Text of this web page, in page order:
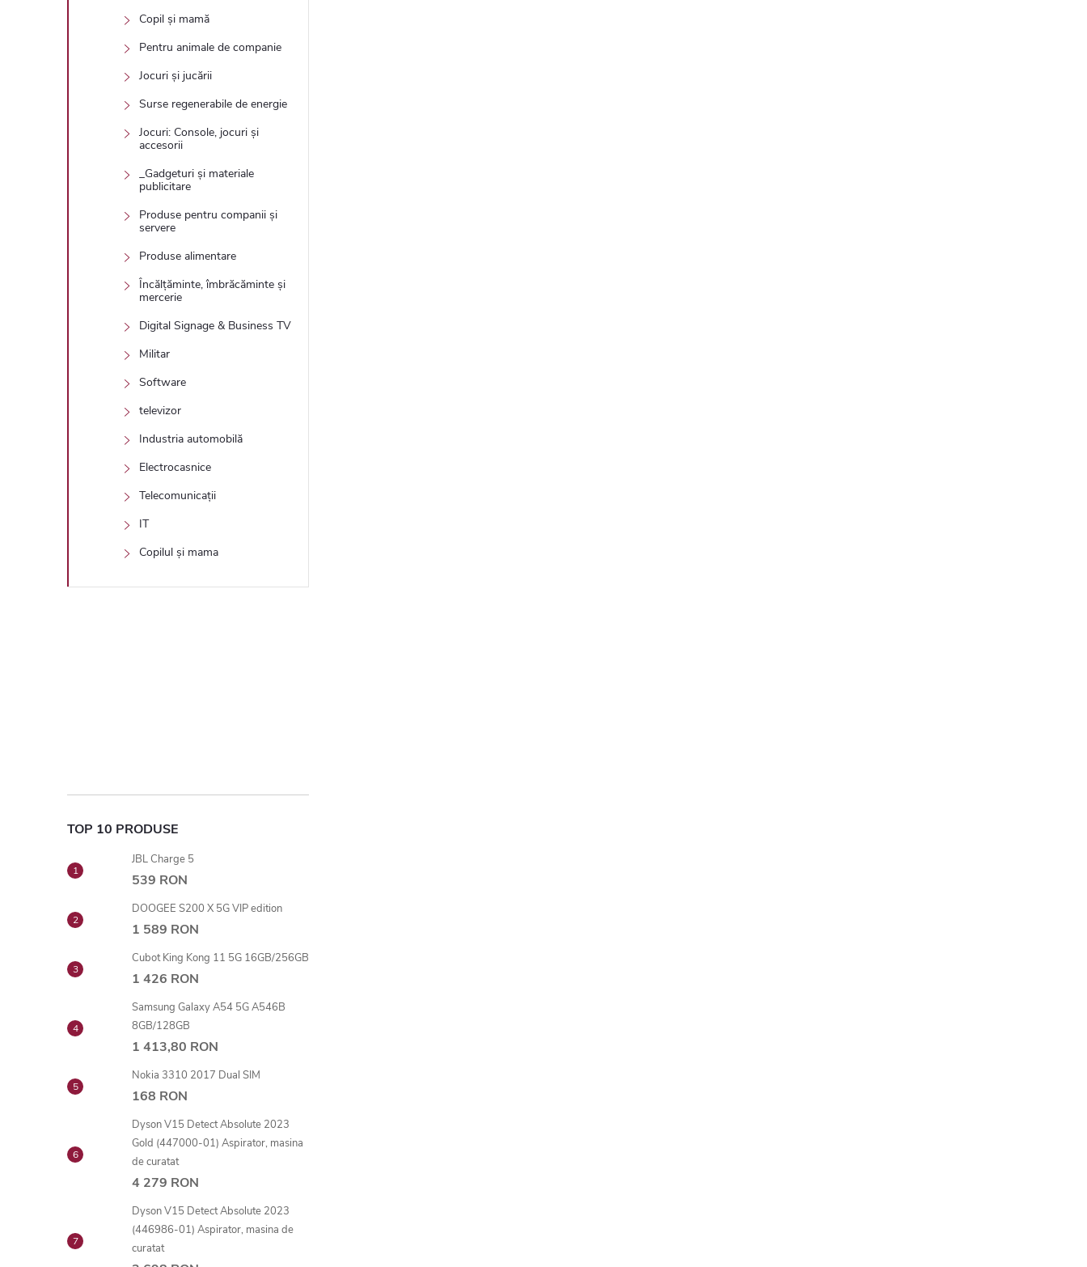
Copil și mamă
Pentru animale de companie
Jocuri și jucării
Surse regenerabile de energie
Jocuri: Console, jocuri și
accesorii
_Gadgeturi și materiale
publicitare
Produse pentru companii și
servere
Produse alimentare
Încălțăminte, îmbrăcăminte și
mercerie
Digital Signage & Business TV
Militar
Software
televizor
Industria automobilă
Electrocasnice
Telecomunicații
IT
Copilul și mama
TOP 10 PRODUSE
JBL Charge 5
539 RON
DOOGEE S200 X 5G VIP edition
1 589 RON
Cubot King Kong 11 5G 16GB/256GB
1 426 RON
Samsung Galaxy A54 5G A546B
8GB/128GB
1 413,80 RON
Nokia 3310 2017 Dual SIM
168 RON
Dyson V15 Detect Absolute 2023
Gold (447000-01) Aspirator, masina
de curatat
4 279 RON
Dyson V15 Detect Absolute 2023
(446986-01) Aspirator, masina de
curatat